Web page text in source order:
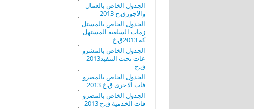
الجدول الخاص بالعمال
والاجورق.خ 2013
الجدول الخاص بالمستل
زمات السلعية المستهل
كة 2013ق.خ
الجدول الخاص بالمشرو
عات تحت التنفيذ2013
ق.خ
الجدول الخاص بالمصرو
فات الاخرى ق.خ 2013
الجدول الخاص بالمصرو
فات الخدمية ق.خ 2013